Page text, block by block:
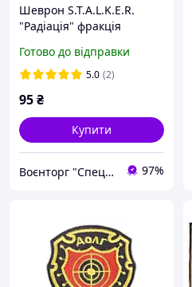
Шеврон S.T.A.L.K.E.R.
"Радіація" фракція
Зробимо будь-який патч!
Готово до відправки
5.0 (2)
95₴
Купити
Воєнторг "Спецназ" - найкращий український військовий магазин — виробник! 97%